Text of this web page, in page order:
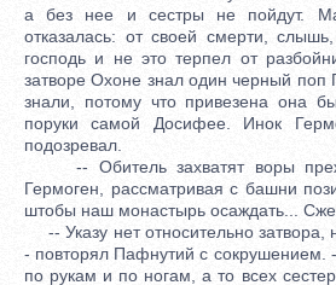
а без нее и сестры не пойдут.
отказалась: от своей смерти,
господь и не это терпел от
затворе Охоне знал один черный поп
знали, потому что привезена она
поруки самой Досифее. Инок
подозревал.
-- Обитель захватят воры
Гермоген, рассматривая с башни
штобы наш монастырь осаждать...
-- Указу нет относительно затвора,
- повторял Пафнутий с сокрушением.
по рукам и по ногам, а то всех